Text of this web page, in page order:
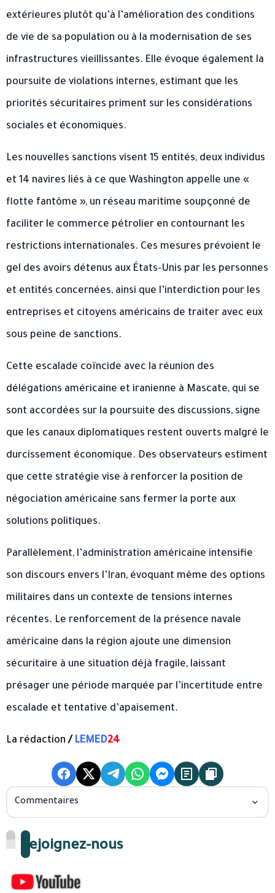
extérieures plutôt qu’à l’amélioration des conditions
de vie de sa population ou à la modernisation de ses
infrastructures vieillissantes. Elle évoque également la
poursuite de violations internes, estimant que les
priorités sécuritaires priment sur les considérations
sociales et économiques.
Les nouvelles sanctions visent 15 entités, deux individus
et 14 navires liés à ce que Washington appelle une «
flotte fantôme », un réseau maritime soupçonné de
faciliter le commerce pétrolier en contournant les
restrictions internationales. Ces mesures prévoient le
gel des avoirs détenus aux États-Unis par les personnes
et entités concernées, ainsi que l’interdiction pour les
entreprises et citoyens américains de traiter avec eux
sous peine de sanctions.
Cette escalade coïncide avec la réunion des
délégations américaine et iranienne à Mascate, qui se
sont accordées sur la poursuite des discussions, signe
que les canaux diplomatiques restent ouverts malgré le
durcissement économique. Des observateurs estiment
que cette stratégie vise à renforcer la position de
négociation américaine sans fermer la porte aux
solutions politiques.
Parallèlement, l’administration américaine intensifie
son discours envers l’Iran, évoquant même des options
militaires dans un contexte de tensions internes
récentes. Le renforcement de la présence navale
américaine dans la région ajoute une dimension
sécuritaire à une situation déjà fragile, laissant
présager une période marquée par l’incertitude entre
escalade et tentative d’apaisement.
La rédaction / LEMED24
Commentaires
Rejoignez-nous